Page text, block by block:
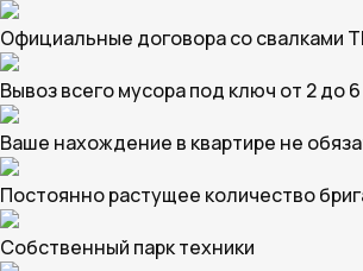
Официальные договора со свалками
Вывоз всего мусора под ключ от 2 до
Ваше нахождение в квартире не
Постоянно растущее количество
Собственный парк техники